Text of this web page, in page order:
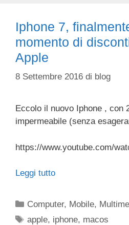
Iphone 7,
momento di
Apple
8 Settembre 2016 di blog
Eccolo il nuovo Iphone , con
impermeabile (senza
https://www.youtube.com/
Leggi tutto
Categorie
Computer, Mobile,
Tag
apple, iphone, macos